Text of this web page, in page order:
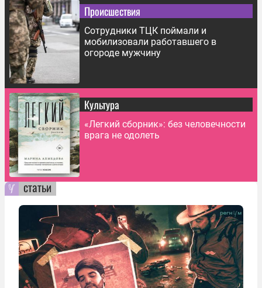
Происшествия
Сотрудники ТЦК поймали и
мобилизовали работавшего в
огороде мужчину
Культура
«Легкий сборник»: без человечности
врага не одолеть
статьи